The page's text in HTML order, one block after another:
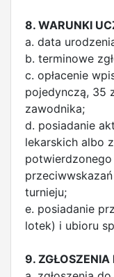
8. WARUNKI
a. data
b. terminowe
c. opłacenie
pojedynczą, 35
zawodnika;
d. posiadanie
lekarskich albo
turnieju;
e. posiadanie
lotek) i ubioru
9. ZGŁOSZENIA